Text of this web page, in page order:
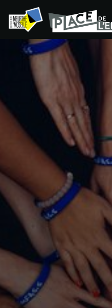
Panneau de gestion des cookies